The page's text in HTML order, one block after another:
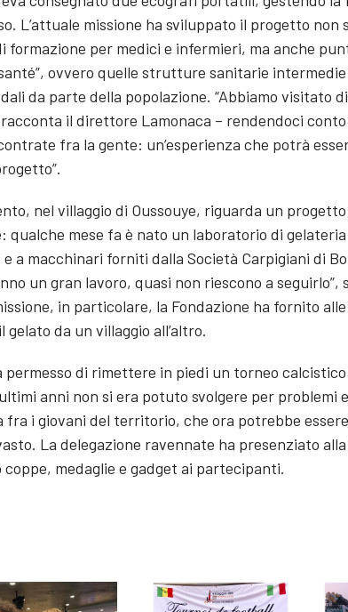
L’attuale missione ha sviluppato il progetto non
formazione per medici e infermieri, ma anche
ovvero quelle strutture sanitarie
da parte della popolazione. “Abbiamo visitato
il direttore Lamonaca – rendendoci
fra la gente: un’esperienza che potrà
nel villaggio di Oussouye, riguarda un
qualche mese fa è nato un laboratorio di gelateria
a macchinari forniti dalla Società Carpigiani di
un gran lavoro, quasi non riescono a seguirlo”,
in particolare, la Fondazione ha fornito
da un villaggio all’altro.
di rimettere in piedi un torneo calcistico
anni non si era potuto svolgere per problemi
fra i giovani del territorio, che ora potrebbe
La delegazione ravennate ha presenziato
medaglie e gadget ai partecipanti.